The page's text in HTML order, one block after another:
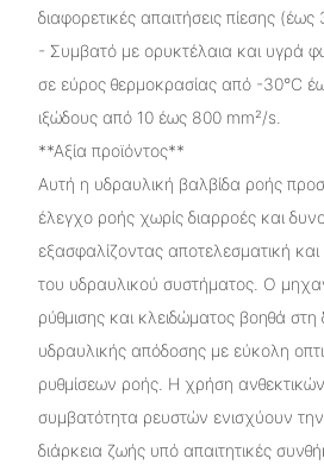
διαφορετικές απαιτήσεις πίεσης (έως
- Συμβατό με ορυκτέλαια και υγρά
σε εύρος θερμοκρασίας από -30°C
ιξώδους από 10 έως 800 mm²/s.
**Αξία προϊόντος**
Αυτή η υδραυλική βαλβίδα ροής
έλεγχο ροής χωρίς διαρροές και
εξασφαλίζοντας αποτελεσματική
του υδραυλικού συστήματος. Ο
ρύθμισης και κλειδώματος βοηθά
υδραυλικής απόδοσης με εύκολη
ρυθμίσεων ροής. Η χρήση
συμβατότητα ρευστών ενισχύουν την
διάρκεια ζωής υπό απαιτητικές